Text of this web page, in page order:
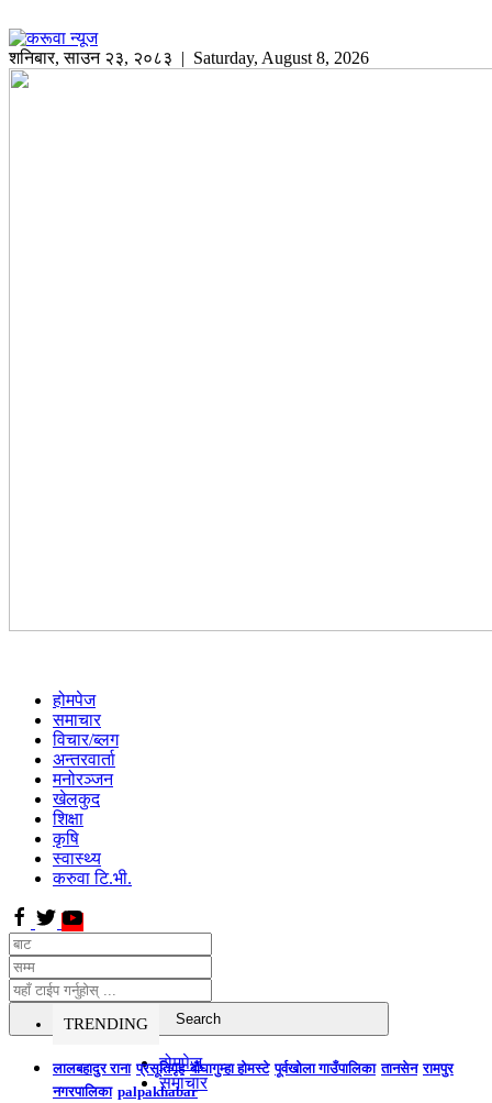
शनिबार,साउन २३, २०८३ | Saturday, August 8, 2026
होमपेज
समाचार
विचार/ब्लग
अन्तरवार्ता
मनोरञ्जन
खेलकुद
शिक्षा
कृषि
स्वास्थ्य
करुवा टि.भी.
TRENDING
लालबहादुर राना प्रसूतिगृह बौघागुम्हा होमस्टे पूर्वखोला गाउँपालिका तानसेन रामपुर
नगरपालिका palpakhabar
होमपेज
समाचार